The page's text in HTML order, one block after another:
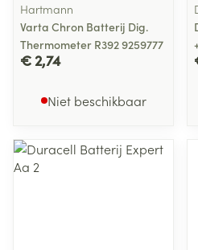
Hartmann
Varta Chron Batterij Dig.
Thermometer R392 9259777
€ 2,74
Niet beschikbaar